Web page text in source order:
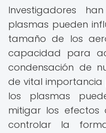
Investigadores
plasmas pueden
tamaño de los
capacidad para
condensación de
de vital
los plasmas
mitigar los efectos
controlar la